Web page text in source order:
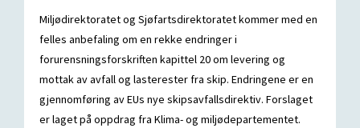
Miljødirektoratet og Sjøfartsdirektoratet kommer med en
felles anbefaling om en rekke endringer i
forurensningsforskriften kapittel 20 om levering og
mottak av avfall og lasterester fra skip. Endringene er en
gjennomføring av EUs nye skipsavfallsdirektiv. Forslaget
er laget på oppdrag fra Klima- og miljødepartementet.